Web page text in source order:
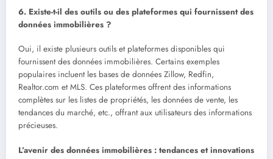
6. Existe-t-il des outils ou des plateformes qui fournissent des
données immobilières ?
Oui, il existe plusieurs outils et plateformes disponibles qui
fournissent des données immobilières. Certains exemples
populaires incluent les bases de données Zillow, Redfin,
Realtor.com et MLS. Ces plateformes offrent des informations
complètes sur les listes de propriétés, les données de vente, les
tendances du marché, etc., offrant aux utilisateurs des informations
précieuses.
L’avenir des données immobilières : tendances et innovations